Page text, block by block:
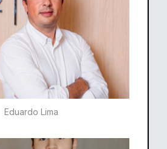
Eduardo Lima